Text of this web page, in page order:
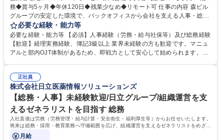
務◆賞与5ヶ月◆年休120日◆残業少なめ◆リモート可 仕事の内容 森ビル
グループの安定した環境で、バックオフィスから会社を支える人事・総務
をお任せします。 労務と総務の業務をバランスよく担当し、ゆくゆくは制
度改定などのコア業務にも挑戦できる、やりがいある環境です。 ■勤怠管
理、給与計算、社会保険手続き、年末調整等の労務管理全般 ■入退社手続
き、社内規定の改定や人事制度改定などのコア業務 ■社内イベントの企画
でも質問・相談できる環境が整っているため、安心して成長できます。 募
集職種 【森ビルG】人事・総務◆賞与5ヶ月◆年休120日◆残業少なめ◆
リモート可
必要な経験・能力等
必要な経験・能力等 【必須】人事経験（労務・給与社保等）及び総務経験
【歓迎】経理実務経験、簿記3級以上 業界未経験の方も歓迎です。マニュ
アルと部内OJT体制があるため、即戦力として安心して始められます。
務に挑戦できるため、自身の成長と組織への貢献度をダイレクトに実感で
きます。 残業少なめ、週1日リモート可など、ワークライフバランスを保
ち長期活躍できる環境です。 「これまでの幅広い経験を活かし、長期的な
キャリアを築きたい」という前向きな意欲と挑戦を全力で応援します。 学
歴・資格 学歴：大学院 大学 高専 短大 専修学校 高校 語学力： 資格：日商
簿記検定1級 日商簿記検定2級 日商簿記検定3級
正社員
株式会社日立医薬情報ソリューションズ
【総務・人事】未経験歓迎/日立グループ/組織運営を支
えるゼネラリストを目指す 総務
入社直後は労務（労務管理・給与計算・安全衛生・福利厚生等）からお任せいたします。
将来は総務・採用・教育業務へ守備範囲を広げ、組織運営を支えるゼネラリストをめざせ
ます。
月給